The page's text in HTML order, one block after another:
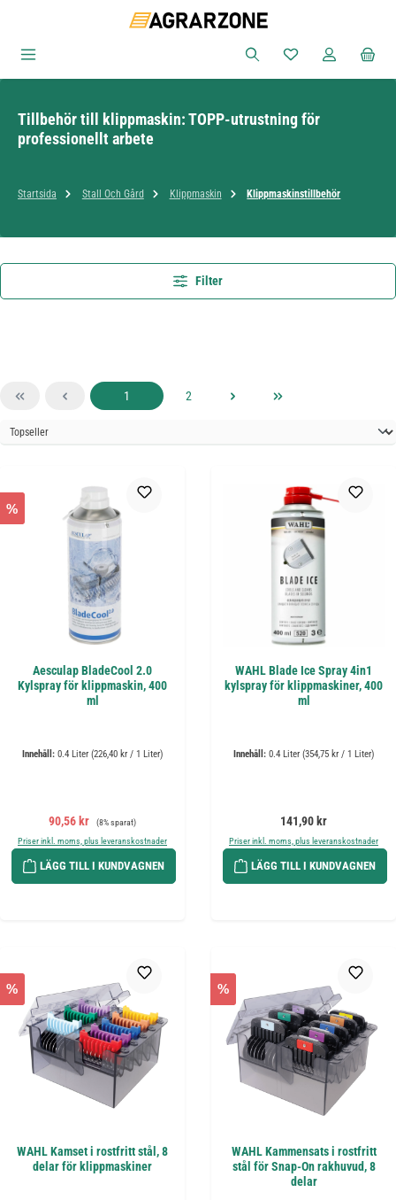
Du har 0 objekt i
Tillbehör till klippmaskin: TOPP-utrustning för
professionellt arbete
Startsida Stall Och Gård Klippmaskin Klippmaskinstillbehör
Filter
Sida
1 Sida
2
%
Aesculap BladeCool 2.0
Kylspray för klippmaskin, 400
ml
Innehåll: 0.4 Liter (226,40 kr / 1 Liter)
Försäljningspris:
90,56 kr Ordinarie pris:
(8% sparat)
Priser inkl. moms, plus leveranskostnader
LÄGG TILL I KUNDVAGNEN
WAHL Blade Ice Spray 4in1
kylspray för klippmaskiner, 400
ml
Innehåll: 0.4 Liter (354,75 kr / 1 Liter)
Ordinarie pris:
141,90 kr
Priser inkl. moms, plus leveranskostnader
LÄGG TILL I KUNDVAGNEN
%
WAHL Kamset i rostfritt stål, 8
delar för klippmaskiner
%
WAHL Kammensats i rostfritt
stål för Snap-On rakhuvud, 8
delar